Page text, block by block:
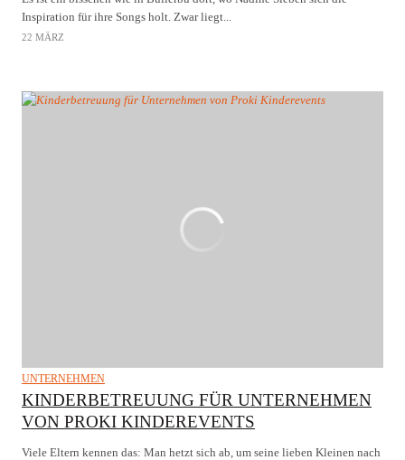
Inspiration für ihre Songs holt. Zwar liegt...
22 MÄRZ
UNTERNEHMEN
KINDERBETREUUNG FÜR UNTERNEHMEN
VON PROKI KINDEREVENTS
Viele Eltern kennen das: Man hetzt sich ab, um seine lieben Kleinen nach